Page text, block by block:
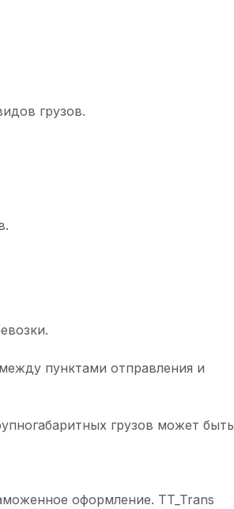
грузов.
пунктами отправления и
грузов может быть
оформление. TT_Trans